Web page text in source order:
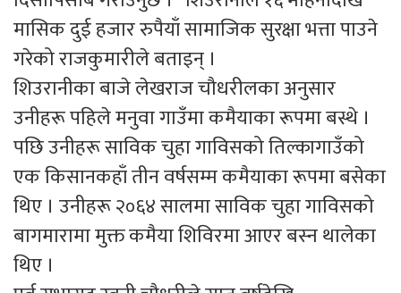
मासिक दुई हजार रुपैयाँ सामाजिक सुरक्षा भत्ता पाउने
गरेको राजकुमारीले बताइन् ।
शिउरानीका बाजे लेखराज चौधरीलका अनुसार
उनीहरू पहिले मनुवा गाउँमा कमैयाका रूपमा बस्थे ।
पछि उनीहरू साविक चुहा गाविसको तिल्कागाउँको
एक किसानकहाँ तीन वर्षसम्म कमैयाका रूपमा बसेका
थिए । उनीहरू २०६४ सालमा साविक चुहा गाविसको
बागमारामा मुक्त कमैया शिविरमा आएर बस्न थालेका
थिए ।